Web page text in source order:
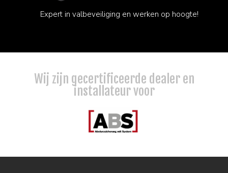
Expert in valbeveiliging en werken op hoogte!
Wij zijn gecertificeerde dealer en
installateur voor